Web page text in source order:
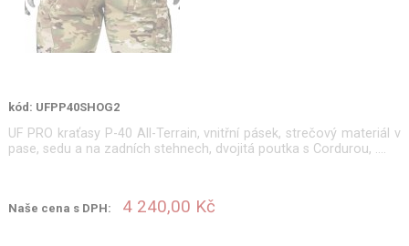
kód: UFPP40SHOG2
UF PRO kraťasy P-40 All-Terrain, vnitřní pásek, strečový materiál v
pase, sedu a na zadních stehnech, dvojitá poutka s Cordurou, ….
Naše cena s DPH: 4 240,00 Kč